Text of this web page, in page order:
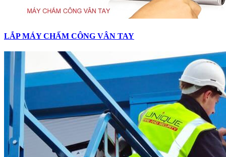
LẮP MÁY CHẤM CÔNG VÂN TAY